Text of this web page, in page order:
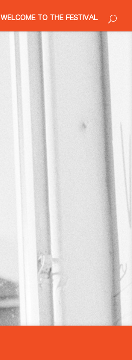
WELCOME TO THE FESTIVAL